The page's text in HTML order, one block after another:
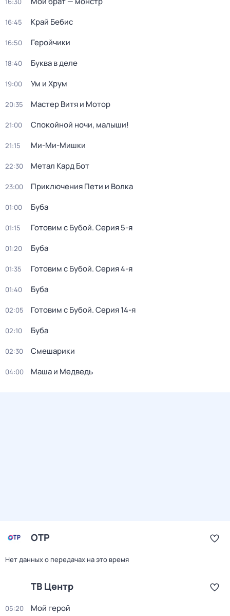
16:45 Край Бебис
16:50 Геройчики
18:40 Буква в деле
19:00 Ум и Хрум
20:35 Мастер Витя и Мотор
21:00 Спокойной ночи, малыши!
21:15 Ми-Ми-Мишки
22:30 Метал Кард Бот
23:00 Приключения Пети и Волка
01:00 Буба
01:15 Готовим с Бубой. Серия 5-я
01:20 Буба
01:35 Готовим с Бубой. Серия 4-я
01:40 Буба
02:05 Готовим с Бубой. Серия 14-я
02:10 Буба
02:30 Смешарики
04:00 Маша и Медведь
ОТР
Нет данных о передачах на это время
ТВ Центр
05:20 Мой герой